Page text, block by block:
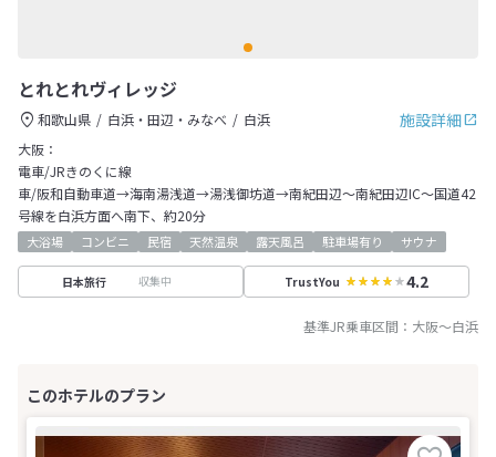
とれとれヴィレッジ
施設詳細
和歌山県 白浜・田辺・みなべ
白浜
大阪：
電車/JRきのくに線
車/阪和自動車道→海南湯浅道→湯浅御坊道→南紀田辺～南紀田辺IC～国道42
号線を白浜方面へ南下、約20分
大浴場 コンビニ 民宿 天然温泉 露天風呂 駐車場有り サウナ
日本旅行 収集中 TrustYou 4.2
基準JR乗車区間： 大阪～白浜